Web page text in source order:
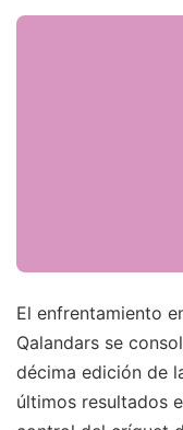
El enfrentamiento
Qalandars se
décima edición de
últimos resultados